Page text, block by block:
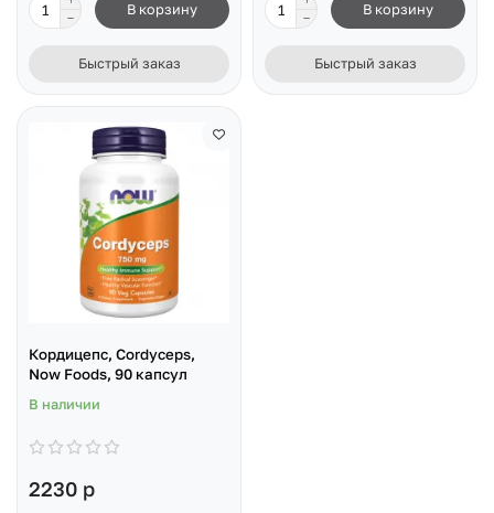
В корзину
Быстрый заказ
В корзину
Быстрый заказ
Кордицепс, Cordyceps,
Now Foods, 90 капсул
В наличии
2230 р